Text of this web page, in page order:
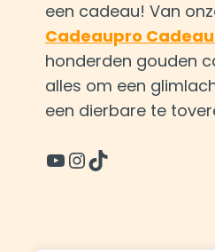
een cadeau! Van
Cadeaupro
honderden gouden
alles om een
een dierbare te
YouTube
Instagram
TikTok